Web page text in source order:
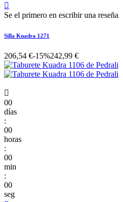

Se el primero en escribir una reseña
Silla Kuadra 1271
206,54 €-15%242,99 €

00
días
:
00
horas
:
00
min
:
00
seg